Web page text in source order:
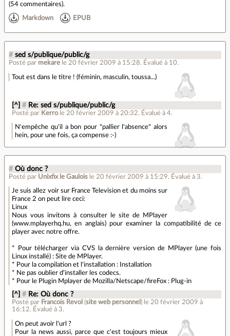
(54 commentaires).
Markdown EPUB
# sed s/publique/public/g
Posté par mekare le 20 février 2009 à 15:28. Évalué à 10.
Tout est dans le titre ! (féminin, masculin, toussa...)
[^] # Re: sed s/publique/public/g
Posté par Kerro le 20 février 2009 à 20:32. Évalué à4.
N'empêche qu'il a bon pour "pallier l'absence" alors
hein, pour une fois, ça compense :-)
# Où donc ?
Posté par Unixfix le Gaulois le 20 février 2009 à 15:29. Évalué à 3.
Je suis allez voir sur France Television et du moins sur
France 2 on peut lire ceci:
Linux
Nous vous invitons à consulter le site de MPlayer
(www.mplayerhq.hu, en anglais) pour examiner la compatibilité de ce
player avec notre offre.
* Pour télécharger via CVS la dernière version de MPlayer (une fois
Linux installé) : Site de MPlayer.
* Pour la compilation et l'installation : Installation
* Ne pas oublier d'installer les codecs.
* Pour le Plugin Mplayer de Mozilla/Netscape/fireFox : Plug-in
[^] # Re: Où donc ?
Posté par Francois Revol (site web personnel ) le 20 février 2009 à
16:12. Évalué à 3.
On peut avoir l'url ?
Pour la news aussi, parce que c'est toujours mieux